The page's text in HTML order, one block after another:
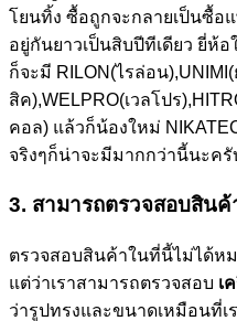
โยนทิ้ง ซื้อถูกจะกลายเป็นซื้อ
อยู่กันยาวเป็นสิบปีทีเดียว ยี่ห้
ก็จะมี RILON(ไรล่อน
สิค),WELPRO(เวลโปร
คอล) แล้วก็น้องใหม่
จริงๆก็น่าจะมีมากกว่านี้นะค
3. สามารถตรวจสอบสินค้
ตรวจสอบสินค้าในที่นี้ไม่ได้ห
แต่ว่าเราสามารถตรวจสอบ เ
ว่ารูปทรงและขนาดเหมือนที่เ